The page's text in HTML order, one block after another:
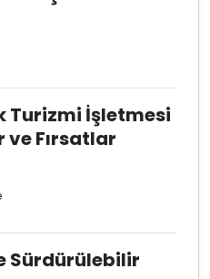
Turizmi İşletmesi
Fırsatlar
Sürdürülebilir